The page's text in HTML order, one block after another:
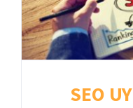
SEO